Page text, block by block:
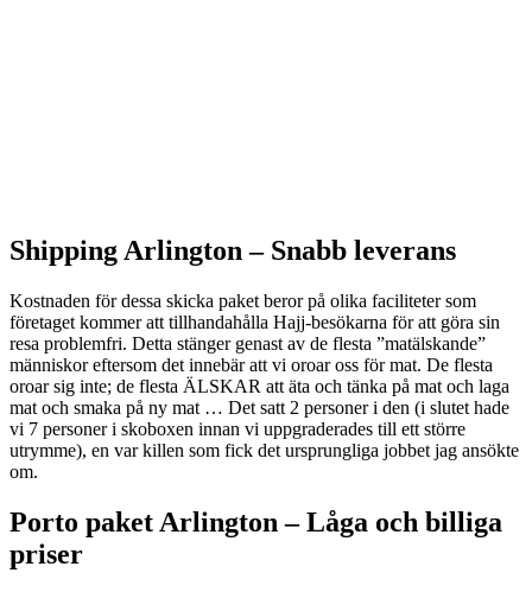
Shipping Arlington – Snabb leverans
Kostnaden för dessa skicka paket beror på olika faciliteter som
företaget kommer att tillhandahålla Hajj-besökarna för att göra sin
resa problemfri. Detta stänger genast av de flesta ”matälskande”
människor eftersom det innebär att vi oroar oss för mat. De flesta
oroar sig inte; de flesta ÄLSKAR att äta och tänka på mat och laga
mat och smaka på ny mat … Det satt 2 personer i den (i slutet hade
vi 7 personer i skoboxen innan vi uppgraderades till ett större
utrymme), en var killen som fick det ursprungliga jobbet jag ansökte
om.
Porto paket Arlington – Låga och billiga
priser